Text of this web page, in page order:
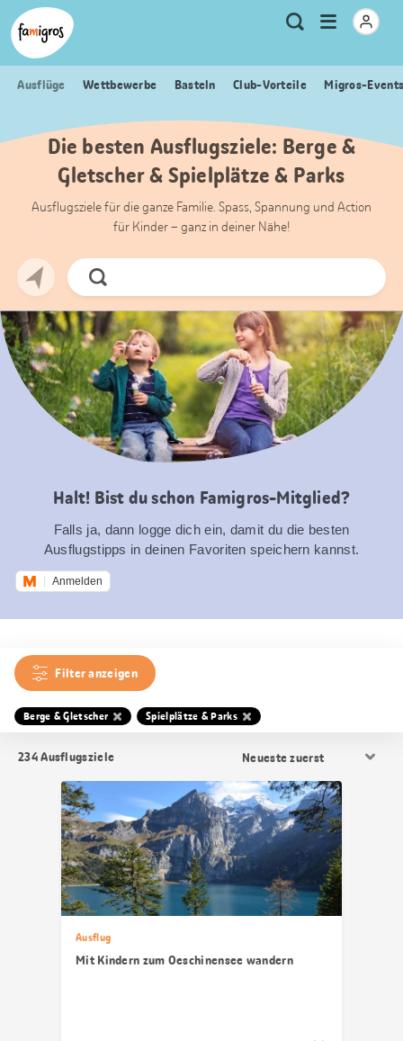
Sprungmarken
Navigation
Header
Logo
Meta
Navigation
Suche
Menu
öffnen
Ausflüge Wettbewerbe Basteln Club-Vorteile Migros-
Die besten Ausflugsziele: Berge &
Gletscher & Spielplätze & Parks
Ausflugsziele für die ganze Familie. Spass, Spannung und Action
für Kinder – ganz in deiner Nähe!
Jetzt
Suchen
Halt! Bist du schon Famigros-Mitglied?
Falls ja, dann logge dich ein, damit du die besten
Ausflugstipps in deinen Favoriten speichern kannst.
Anmelden
Filter anzeigen
Berge & Gletscher Spielplätze & Parks
234Ausflugsziele
Sortierung
Ausflug
Mit Kindern zum Oeschinensee wandern